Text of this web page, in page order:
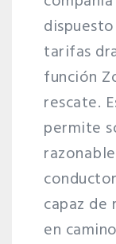
tarifas
función
rescate.
permite
capaz de
en